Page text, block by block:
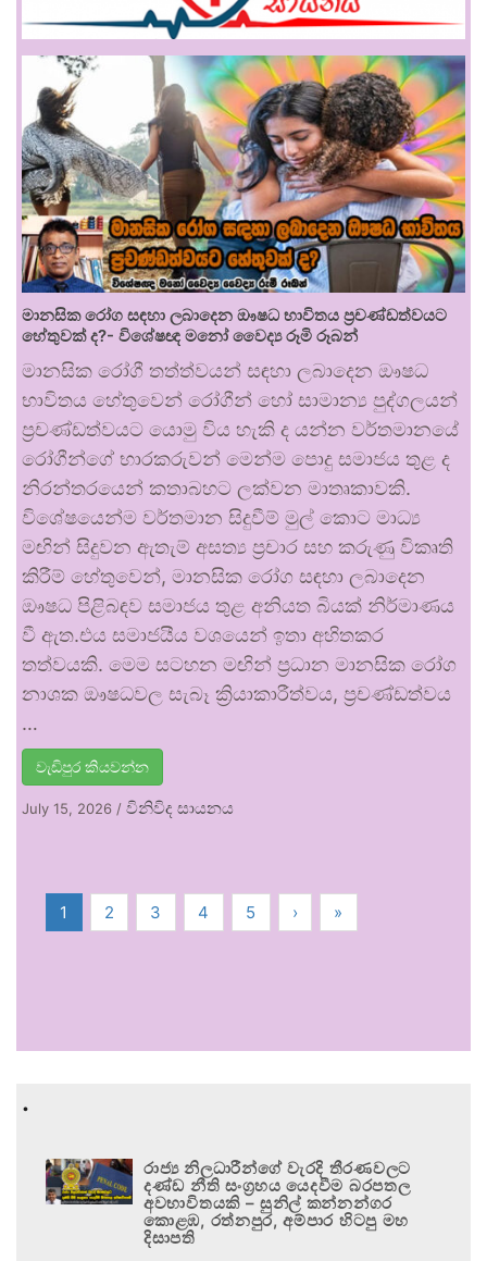
මානසික රෝග සඳහා ලබාදෙන ඖෂධ භාවිතය ප්‍රචණ්ඩත්වයට
හේතුවක් ද?- විශේෂඥ මනෝ වෛද්‍ය රූමි රූබන්
මානසික රෝගී තත්ත්වයන් සඳහා ලබාදෙන ඖෂධ
භාවිතය හේතුවෙන් රෝගීන් හෝ සාමාන්‍ය පුද්ගලයන්
ප්‍රචණ්ඩත්වයට යොමු විය හැකි ද යන්න වර්තමානයේ
රෝගීන්ගේ භාරකරුවන් මෙන්ම පොදු සමාජය තුළ ද
නිරන්තරයෙන් කතාබහට ලක්වන මාතෘකාවකි.
විශේෂයෙන්ම වර්තමාන සිදුවීම් මුල් කොට මාධ්‍ය
මඟින් සිදුවන ඇතැම් අසත්‍ය ප්‍රචාර සහ කරුණු විකෘති
කිරීම් හේතුවෙන්, මානසික රෝග සඳහා ලබාදෙන
ඖෂධ පිළිබඳව සමාජය තුළ අනියත බියක් නිර්මාණය
වී ඇත.එය සමාජයීය වශයෙන් ඉතා අහිතකර
තත්වයකි. මෙම සටහන මඟින් ප්‍රධාන මානසික රෝග
නාශක ඖෂධවල සැබෑ ක්‍රියාකාරීත්වය, ප්‍රචණ්ඩත්වය
…
වැඩිපුර කියවන්න
July 15, 2026 / විනිවිද සායනය
1 2 3 4 5 › »
.
රාජ්‍ය නිලධාරීන්ගේ වැරදි තීරණවලට
දණ්ඩ නීති සංග්‍රහය යෙදවීම බරපතල
අවභාවිතයකි – සුනිල් කන්නන්ගර
කොළඹ, රත්නපුර, අම්පාර හිටපු මහ
දිසාපති